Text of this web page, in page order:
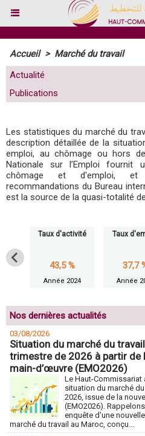
Accueil > Marché du travail
Actualité
Publications
Les statistiques du marché du
description détaillée de la
emploi, au chômage ou hors
Nationale sur l’Emploi fournit
chômage et d'emploi, et
recommandations du Bureau
est la source de la quasi-totalité
Taux d'activité
43,5 %
Année 2024
Taux
37,7
Année
Nos dernières actualités
03/08/2026
Situation du marché du
trimestre de 2026 à partir de
main-d’œuvre (EMO2026)
Le Haut-Commissariat
situation du marché
2026, issue de la
(EMO2026).
enquête d'une
marché du travail au Maroc, conçu...